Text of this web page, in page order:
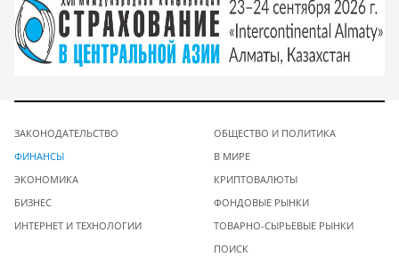
ЗАКОНОДАТЕЛЬСТВО
ФИНАНСЫ
ЭКОНОМИКА
БИЗНЕС
ИНТЕРНЕТ И ТЕХНОЛОГИИ
ОБЩЕСТВО И ПОЛИТИКА
В МИРЕ
КРИПТОВАЛЮТЫ
ФОНДОВЫЕ РЫНКИ
ТОВАРНО-СЫРЬЕВЫЕ РЫНКИ
ПОИСК